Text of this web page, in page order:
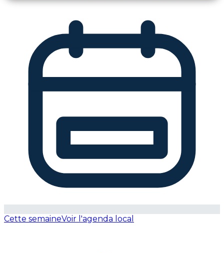
Cette semaineVoir l'agenda local